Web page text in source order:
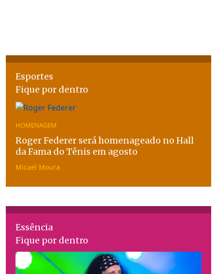
Esportes
Fique por dentro
HOMENAGEM
Roger Federer será homenageado no Hall
da Fama do Tênis em agosto
Micael Moura
Essência
Fique por dentro